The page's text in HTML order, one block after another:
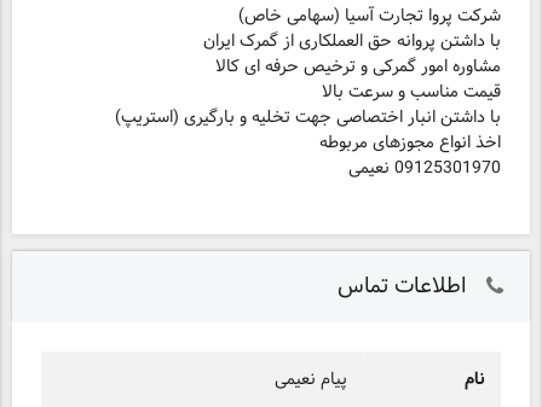
شرکت پروا تجارت آسیا (سهامی خاص)
با داشتن پروانه حق العملکاری از گمرک ایران
مشاوره امور گمرکی و ترخیص حرفه ای کالا
قیمت مناسب و سرعت بالا
با داشتن انبار اختصاصی جهت تخلیه و بارگیری (استریپ)
اخذ انواع مجوزهای مربوطه
09125301970 نعیمی
اطلاعات تماس
نام پیام نعیمی